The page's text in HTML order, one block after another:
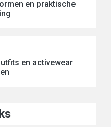
en praktische
en activewear